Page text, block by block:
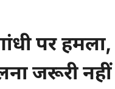
पर
जरूरी